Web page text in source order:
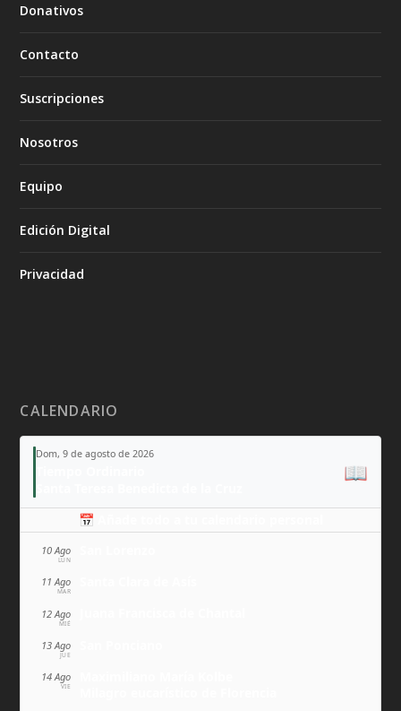
Donativos
Contacto
Suscripciones
Nosotros
Equipo
Edición Digital
Privacidad
CALENDARIO
Dom, 9 de agosto de 2026
📖
📅 Añade todo a tu calendario personal
10 Ago
LUN
11 Ago
MAR
12 Ago
MIÉ
13 Ago
JUE
14 Ago
VIE